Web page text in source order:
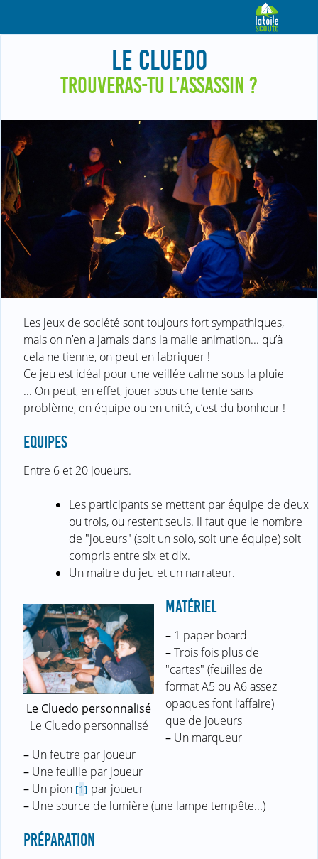
LE CLUEDO
TROUVERAS-TU L’ASSASSIN ?
Les jeux de société sont toujours fort sympathiques,
mais on n’en a jamais dans la malle animation... qu’à
cela ne tienne, on peut en fabriquer !
Ce jeu est idéal pour une veillée calme sous la pluie
... On peut, en effet, jouer sous une tente sans
problème, en équipe ou en unité, c’est du bonheur !
EQUIPES
Entre 6 et 20 joueurs.
Les participants se mettent par équipe de deux
ou trois, ou restent seuls. Il faut que le nombre
de "joueurs" (soit un solo, soit une équipe) soit
compris entre six et dix.
Un maitre du jeu et un narrateur.
Le Cluedo personnalisé
Le Cluedo personnalisé
MATÉRIEL
– 1 paper board
–Trois fois plus de
"cartes" (feuilles de
format A5 ou A6 assez
opaques font l’affaire)
que de joueurs
– Un marqueur
– Un feutre par joueur
– Une feuille par joueur
– Un pion [1] par joueur
– Une source de lumière (une lampe tempête...)
PRÉPARATION